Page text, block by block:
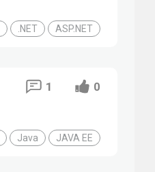
.NET ASP.NET
Java JAVA EE
1 0